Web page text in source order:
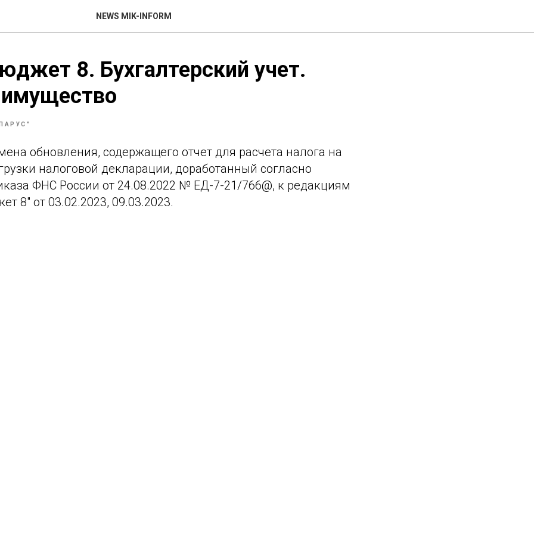
NEWS MIK-INFORM
8. Бухгалтерский учет.
обновления, содержащего отчет для расчета налога на
налоговой декларации, доработанный согласно
ФНС России от 24.08.2022 № ЕД-7-21/766@, к редакциям
8" от 03.02.2023, 09.03.2023.